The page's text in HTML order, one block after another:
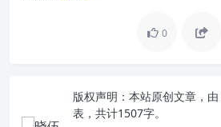
0
版权声明： 本站原创文章，由
表，共计1507字。